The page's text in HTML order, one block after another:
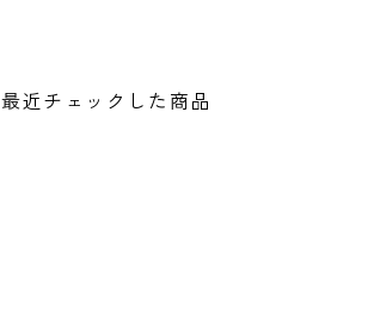
最近チェックした商品